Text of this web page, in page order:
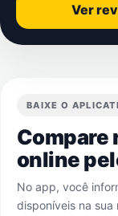
Ver
BAIXE O
Compare
online
No app, você
disponíveis na